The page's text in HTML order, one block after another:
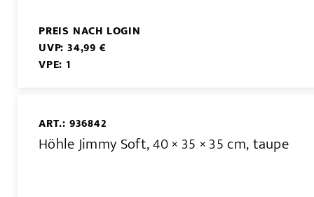
PREIS NACH LOGIN
UVP: 34,99 €
VPE: 1
ART.: 936842
Höhle Jimmy Soft, 40 × 35 × 35 cm, taupe